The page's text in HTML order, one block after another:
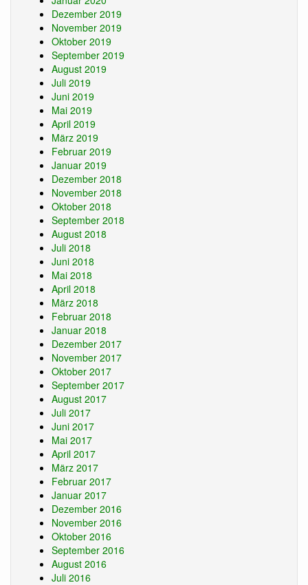
Dezember 2019
November 2019
Oktober 2019
September 2019
August 2019
Juli 2019
Juni 2019
Mai 2019
April 2019
März 2019
Februar 2019
Januar 2019
Dezember 2018
November 2018
Oktober 2018
September 2018
August 2018
Juli 2018
Juni 2018
Mai 2018
April 2018
März 2018
Februar 2018
Januar 2018
Dezember 2017
November 2017
Oktober 2017
September 2017
August 2017
Juli 2017
Juni 2017
Mai 2017
April 2017
März 2017
Februar 2017
Januar 2017
Dezember 2016
November 2016
Oktober 2016
September 2016
August 2016
Juli 2016